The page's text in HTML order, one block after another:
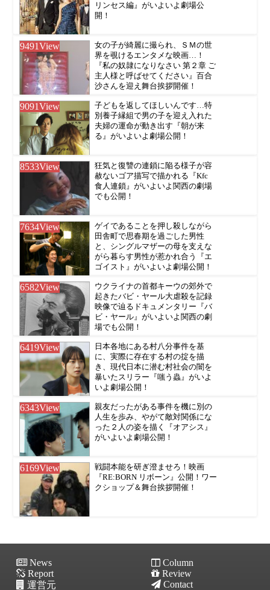
リンセス編』がいよいよ劇場公
開！
9491View
女の子が綺麗に撮られ、ＳＭの世
界を覗けるエンタメな映画…！
『私の奴隷になりなさい 第２章 ご
主人様と呼ばせてください』百合
沙さんを迎え舞台挨拶開催！
9091View
子どもを返してほしいんです…特
別養子縁組で男の子を迎え入れた
夫婦の運命が動き出す『朝が来
る』がいよいよ劇場公開！
8533View
狂気と復讐の連鎖に陥る様子が容
赦ないゴア描写で描かれる『Kfc
食人連鎖』がいよいよ関西の劇場
でも公開！
7634View
ゲイであることを押し殺しながら
田舎町で思春期を過ごした男性
と、シングルマザーの母を支えな
がら暮らす男性が惹かれ合う『エ
ゴイスト』がいよいよ劇場公開！
6582View
ウクライナの首都キーウの郊外で
起きたバビ・ヤール大虐殺を記録
映像で辿るドキュメンタリー『バ
ビ・ヤール』がいよいよ関西の劇
場でも公開！
6419View
日本各地にある村八分事件を基
に、実際に存在する村の掟を描
き、現代日本に潜む村社会の闇を
暴いたスリラー『嗤う蟲』がいよ
いよ劇場公開！
6343View
親友だったがある事件を機に別の
人生を歩み、やがて敵対関係にな
った２人の姿を描く『オアシス』
がいよいよ劇場公開！
6169View
戦闘本能を研ぎ澄ませろ！映画
『RE:BORN リボーン』公開！ワー
クショップ＆舞台挨拶開催！
News
Column
Report
Review
運営元
Contact